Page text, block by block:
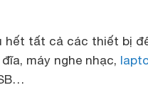
hết tất cả các thiết bị
máy nghe nhạc,